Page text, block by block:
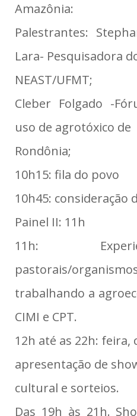
Amazônia:
Palestrantes:
Lara- Pesquisadora
NEAST/UFMT;
Cleber Folgado -
uso de agrotóxico de
Rondônia;
10h15: fila do povo
10h45: consideração
Painel II: 11h
11h:
pastorais/
trabalhando a
CIMI e CPT.
12h até as 22h: feira,
apresentação de
cultural e sorteios.
Das 19h às 21h.